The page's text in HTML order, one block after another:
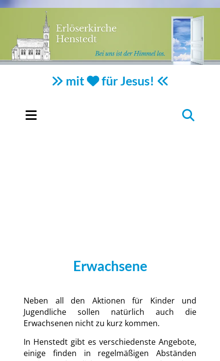
 mit für Jesus! 
Erwachsene
Neben all den Aktionen für Kinder und
Jugendliche sollen natürlich auch die
Erwachsenen nicht zu kurz kommen.
In Henstedt gibt es verschiedenste Angebote,
einige finden in regelmäßigen Abständen